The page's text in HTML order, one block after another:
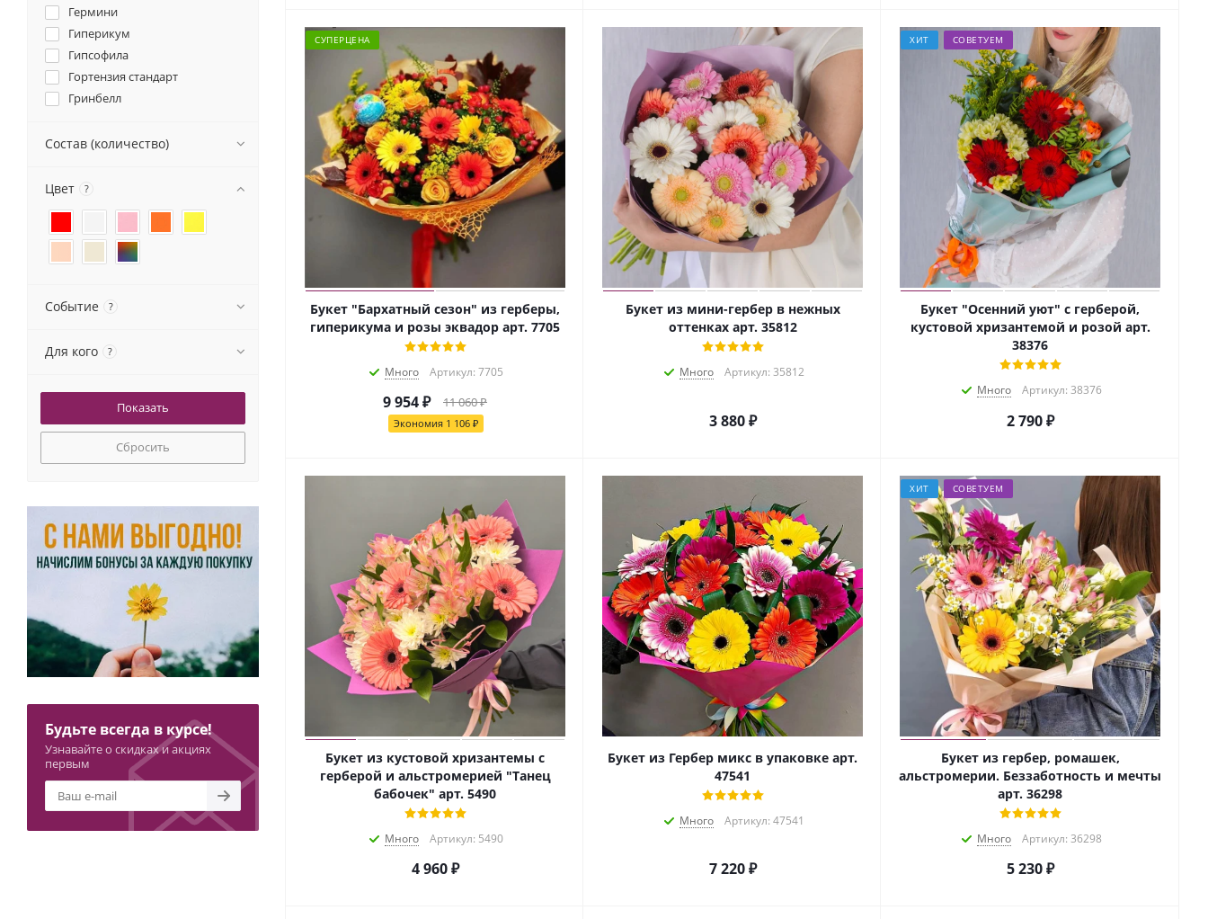
СУПЕРЦЕНА
Букет "Бархатный сезон" из герберы,
гиперикума и розы эквадор арт. 7705
Много Артикул: 7705
9 954₽ 11 060₽
Экономия 1 106 ₽
Букет из мини-гербер в нежных
оттенках арт. 35812
Много Артикул: 35812
3 880₽
ХИТ СОВЕТУЕМ
Букет "Осенний уют" с герберой,
кустовой хризантемой и розой арт.
38376
Много Артикул: 38376
2 790₽
Букет из кустовой хризантемы с
герберой и альстромерией "Танец
бабочек" арт. 5490
Много Артикул: 5490
4 960₽
Букет из Гербер микс в упаковке арт.
47541
Много Артикул: 47541
7 220₽
ХИТ СОВЕТУЕМ
Букет из гербер, ромашек,
альстромерии. Беззаботность и мечты
арт. 36298
Много Артикул: 36298
5 230₽
Гермини
Гиперикум
Гипсофила
Гортензия стандарт
Гринбелл
Коробка
Листья дуба
Матиола
Роза Кения
Роза Эквадор
Салал
Сухоцвет Лагурус
Сухоцвет Мискантус
Сухоцвет Стифа
Танацетум (Ромашка)
Упаковка дизайнерская
Упаковка тишью
Флористическая губка
Хризантема кустовая
Шамелациум
Эвкалипт
Эустома (Лизиантус)
Состав (количество)
Цвет ?
Событие ?
Для кого ?
Сбросить
Будьте всегда в курсе!
Узнавайте о скидках и акциях
первым